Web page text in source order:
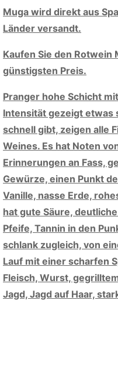
Muga wird direkt aus
Länder versandt.
Kaufen Sie den Rotwein
günstigsten Preis.
Pranger hohe Schicht
Intensität gezeigt etwas
schnell gibt, zeigen alle
Weines. Es hat Noten
Erinnerungen an Fass,
Gewürze, einen Punkt
Vanille, nasse Erde,
hat gute Säure,
Pfeife, Tannin in den
schlank zugleich, von
Lauf mit einer scharfen
Fleisch, Wurst,
Jagd, Jagd auf Haar,